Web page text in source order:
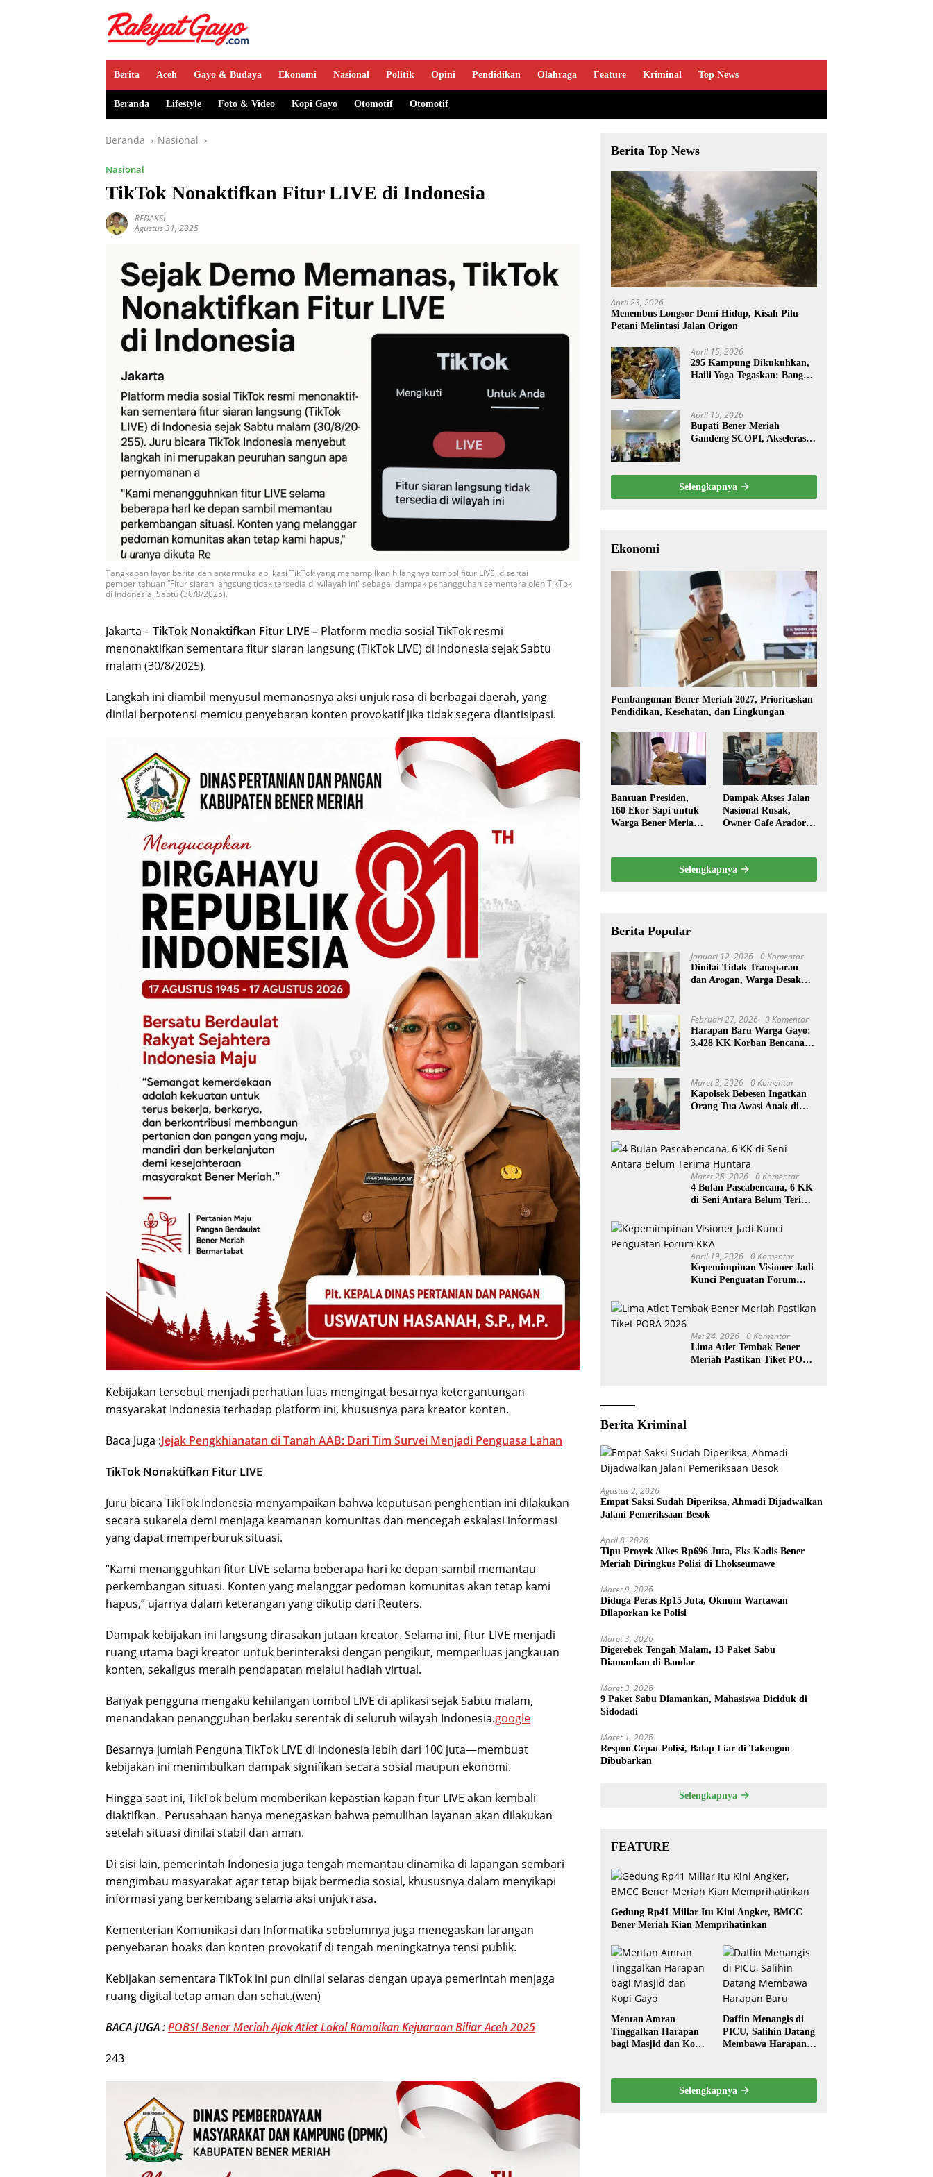
Berita Aceh Gayo & Budaya Ekonomi Nasional Politik Opini Pendidikan Olahraga Feature Kriminal Top News
Beranda Lifestyle Foto & Video Kopi Gayo Otomotif Otomotif
Beranda Nasional
Nasional
TikTok Nonaktifkan Fitur LIVE di Indonesia
REDAKSI
Agustus 31, 2025
Tangkapan layar berita dan antarmuka aplikasi TikTok yang menampilkan hilangnya tombol fitur LIVE, disertai
pemberitahuan “Fitur siaran langsung tidak tersedia di wilayah ini” sebagai dampak penangguhan sementara oleh TikTok
di Indonesia, Sabtu (30/8/2025).
Jakarta –TikTok Nonaktifkan Fitur LIVE – Platform media sosial TikTok resmi
menonaktifkan sementara fitur siaran langsung (TikTok LIVE) di Indonesia sejak Sabtu
malam (30/8/2025).
Langkah ini diambil menyusul memanasnya aksi unjuk rasa di berbagai daerah, yang
dinilai berpotensi memicu penyebaran konten provokatif jika tidak segera diantisipasi.
Kebijakan tersebut menjadi perhatian luas mengingat besarnya ketergantungan
masyarakat Indonesia terhadap platform ini, khususnya para kreator konten.
Baca Juga :Jejak Pengkhianatan di Tanah AAB: Dari Tim Survei Menjadi Penguasa Lahan
TikTok Nonaktifkan Fitur LIVE
Juru bicara TikTok Indonesia menyampaikan bahwa keputusan penghentian ini dilakukan
secara sukarela demi menjaga keamanan komunitas dan mencegah eskalasi informasi
yang dapat memperburuk situasi.
“Kami menangguhkan fitur LIVE selama beberapa hari ke depan sambil memantau
perkembangan situasi. Konten yang melanggar pedoman komunitas akan tetap kami
hapus,” ujarnya dalam keterangan yang dikutip dari Reuters.
Dampak kebijakan ini langsung dirasakan jutaan kreator. Selama ini, fitur LIVE menjadi
ruang utama bagi kreator untuk berinteraksi dengan pengikut, memperluas jangkauan
konten, sekaligus meraih pendapatan melalui hadiah virtual.
Banyak pengguna mengaku kehilangan tombol LIVE di aplikasi sejak Sabtu malam,
menandakan penangguhan berlaku serentak di seluruh wilayah Indonesia.google
Besarnya jumlah Penguna TikTok LIVE di indonesia lebih dari 100 juta—membuat
kebijakan ini menimbulkan dampak signifikan secara sosial maupun ekonomi.
Hingga saat ini, TikTok belum memberikan kepastian kapan fitur LIVE akan kembali
diaktifkan. Perusahaan hanya menegaskan bahwa pemulihan layanan akan dilakukan
setelah situasi dinilai stabil dan aman.
Di sisi lain, pemerintah Indonesia juga tengah memantau dinamika di lapangan sembari
mengimbau masyarakat agar tetap bijak bermedia sosial, khususnya dalam menyikapi
informasi yang berkembang selama aksi unjuk rasa.
Kementerian Komunikasi dan Informatika sebelumnya juga menegaskan larangan
penyebaran hoaks dan konten provokatif di tengah meningkatnya tensi publik.
Kebijakan sementara TikTok ini pun dinilai selaras dengan upaya pemerintah menjaga
ruang digital tetap aman dan sehat.(wen)
BACA JUGA :POBSI Bener Meriah Ajak Atlet Lokal Ramaikan Kejuaraan Biliar Aceh 2025
243
Berita Top News
April 23, 2026
Menembus Longsor Demi Hidup, Kisah Pilu
Petani Melintasi Jalan Origon
April 15, 2026
295 Kampung Dikukuhkan,
Haili Yoga Tegaskan: Bangun
April 15, 2026
Bupati Bener Meriah
Gandeng SCOPI, Akselerasi
Selengkapnya
Ekonomi
Pembangunan Bener Meriah 2027, Prioritaskan
Pendidikan, Kesehatan, dan Lingkungan
Bantuan Presiden,
160 Ekor Sapi untuk
Warga Bener Meriah
Dampak Akses Jalan
Nasional Rusak,
Owner Cafe Arador
Selengkapnya
Berita Popular
Januari 12, 2026 0 Komentar
Dinilai Tidak Transparan
dan Arogan, Warga Desak
Februari 27, 2026 0 Komentar
Harapan Baru Warga Gayo:
3.428 KK Korban Bencana
Maret 3, 2026 0 Komentar
Kapolsek Bebesen Ingatkan
Orang Tua Awasi Anak di
Maret 28, 2026 0 Komentar
4 Bulan Pascabencana, 6 KK
di Seni Antara Belum Terima
April 19, 2026 0 Komentar
Kepemimpinan Visioner Jadi
Kunci Penguatan Forum
Mei 24, 2026 0 Komentar
Lima Atlet Tembak Bener
Meriah Pastikan Tiket PORA
Berita Kriminal
Agustus 2, 2026
Empat Saksi Sudah Diperiksa, Ahmadi Dijadwalkan
Jalani Pemeriksaan Besok
April 8, 2026
Tipu Proyek Alkes Rp696 Juta, Eks Kadis Bener
Meriah Diringkus Polisi di Lhokseumawe
Maret 9, 2026
Diduga Peras Rp15 Juta, Oknum Wartawan
Dilaporkan ke Polisi
Maret 3, 2026
Digerebek Tengah Malam, 13 Paket Sabu
Diamankan di Bandar
Maret 3, 2026
9 Paket Sabu Diamankan, Mahasiswa Diciduk di
Sidodadi
Maret 1, 2026
Respon Cepat Polisi, Balap Liar di Takengon
Dibubarkan
Selengkapnya
FEATURE
Gedung Rp41 Miliar Itu Kini Angker, BMCC
Bener Meriah Kian Memprihatinkan
Mentan Amran
Tinggalkan Harapan
bagi Masjid dan Kopi
Daffin Menangis di
PICU, Salihin Datang
Membawa Harapan
Selengkapnya